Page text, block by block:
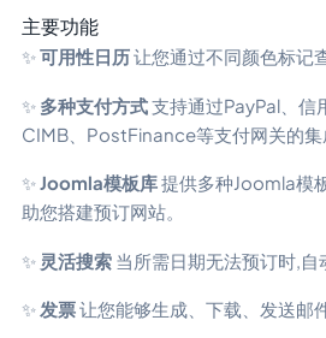
主要功能
✨可用性日历让您通过不同颜色标记
✨ 多种支付方式支持通过PayPal、信
CIMB、PostFinance等支付网关的集
✨Joomla模板库提供多种Joomla模
助您搭建预订网站。
✨ 灵活搜索 当所需日期无法预订时,自
✨ 发票让您能够生成、下载、发送邮